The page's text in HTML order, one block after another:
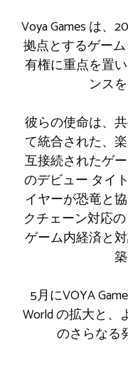
Voya Games は、
拠点とするゲー
有権に重点を置
ンス
彼らの使命は、
て統合された、
互接続されたゲ
のデビュー タイ
イヤーが恐竜と
クチェーン対応
ゲーム内経済と
5月にVOYA
World の拡大と、
のさらなる